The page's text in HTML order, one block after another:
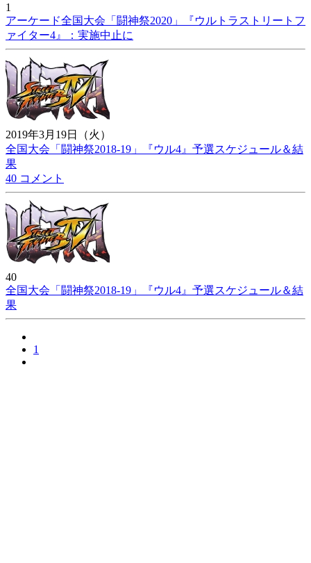
1
アーケード全国大会「闘神祭2020」『ウルトラストリートフ
ァイター4』：実施中止に
2019年3月19日（火）
全国大会「闘神祭2018-19」『ウル4』予選スケジュール＆結
果
40 コメント
40
全国大会「闘神祭2018-19」『ウル4』予選スケジュール＆結
果
1